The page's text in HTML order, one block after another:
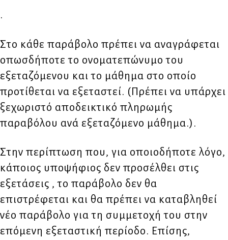
.
Στο κάθε παράβολο πρέπει να αναγράφεται
οπωσδήποτε το ονοματεπώνυμο του
εξεταζόμενου και το μάθημα στο οποίο
προτίθεται να εξεταστεί. (Πρέπει να υπάρχει
ξεχωριστό αποδεικτικό πληρωμής
παραβόλου ανά εξεταζόμενο μάθημα.).
Στην περίπτωση που, για οποιοδήποτε λόγο,
κάποιος υποψήφιος δεν προσέλθει στις
εξετάσεις , το παράβολο δεν θα
επιστρέφεται και θα πρέπει να καταβληθεί
νέο παράβολο για τη συμμετοχή του στην
επόμενη εξεταστική περίοδο. Επίσης,